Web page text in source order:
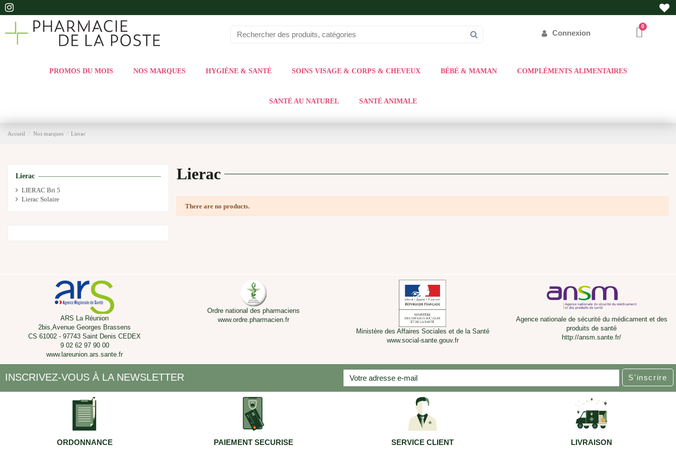
Connexion
PROMOS DU MOIS NOS MARQUES HYGIÈNE & SANTÉ SOINS VISAGE & CORPS & CHEVEUX BÉBÉ & MAMAN COMPLÉMENTS ALIMENTAIRES
SANTÉ AU NATUREL SANTÉ ANIMALE
Accueil Nos marques Lierac
Lierac
There are no products.
Lierac
LIERAC Bri 5
Lierac Solaire
ARS La Réunion
2bis,Avenue Georges Brassens
CS 61002 - 97743 Saint Denis CEDEX
9 02 62 97 90 00
www.lareunion.ars.sante.fr
Ordre national des pharmaciens
www.ordre.pharmacien.fr
Ministère des Affaires Sociales et de la Santé
www.social-sante.gouv.fr
Agence nationale de sécurité du médicament et des
produits de santé
http://ansm.sante.fr/
INSCRIVEZ-VOUS À LA NEWSLETTER S'inscrire
ORDONNANCE PAIEMENT SECURISE SERVICE CLIENT LIVRAISON